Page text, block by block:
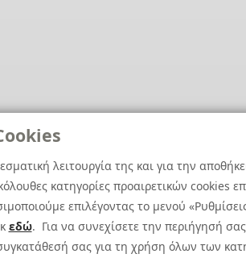
λειτουργία της και για την
κατηγορίες προαιρετικών cookies
επιλέγοντας το μενού
εδώ. Για να συνεχίσετε την περιήγησή
σας για τη χρήση όλων των